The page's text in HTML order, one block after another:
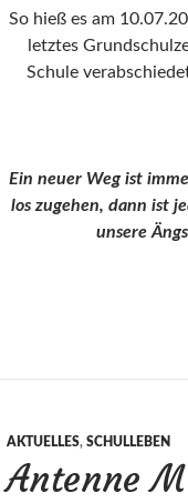
So hieß es am
letztes
Schule
Ein neuer Weg ist
los zugehen, dann ist
unsere
AKTUELLES, SCHULLEBEN
Antenne